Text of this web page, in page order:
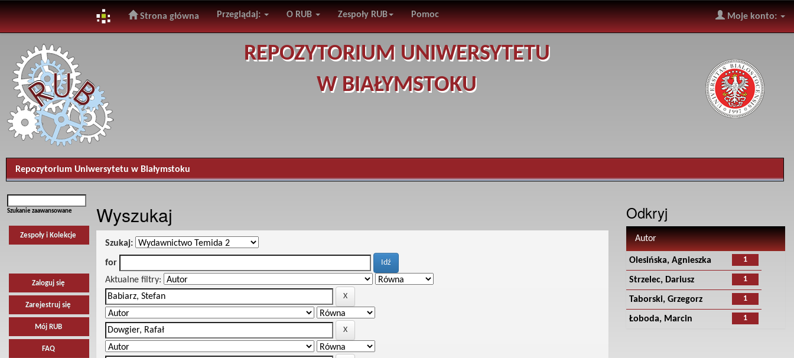
navigation
Strona główna Przeglądaj: O RUB Zespoły RUB Pomoc Moje konto:
REPOZYTORIUM UNIWERSYTETU
W BIAŁYMSTOKU
Repozytorium Uniwersytetu w Białymstoku
Szukanie zaawansowane
Zespoły i Kolekcje
Zaloguj się
Zarejestruj się
Mój RUB
FAQ
Wyszukaj
Szukaj:
for
Aktualne filtry:
Odkryj
Autor
1
Olesińska, Agnieszka
1
Strzelec, Dariusz
1
Taborski, Grzegorz
1
Łoboda, Marcin